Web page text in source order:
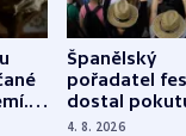
Španělský
pořadatel
dostal
nekalé
4. 8. 2026